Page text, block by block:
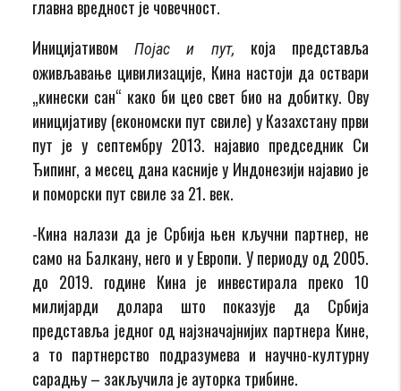
главна вредност је човечност.
Иницијативом Појас и пут,
која представља
оживљавање цивилизације, Кина настоји да оствари
„кинески сан“ како би цео свет био на добитку. Ову
иницијативу (економски пут свиле) у Казахстану први
пут је у септембру 2013. најавио председник Си
Ђипинг, а месец дана касније у Индонезији најавио је
и поморски пут свиле за 21. век.
-Кина налази да је Србија њен кључни партнер, не
само на Балкану, него и у Европи. У периоду од 2005.
до 2019. године Кина је инвестирала преко 10
милијарди долара што показује да Србија
представља једног од најзначајнијих партнера Кине,
а то партнерство подразумева и научно-културну
сарадњу – закључила је ауторка трибине.